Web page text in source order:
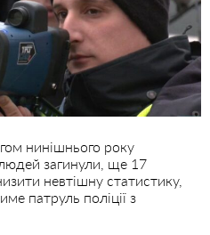
нинішнього року
загинули, ще 17
невтішну статистику,
патруль поліції з